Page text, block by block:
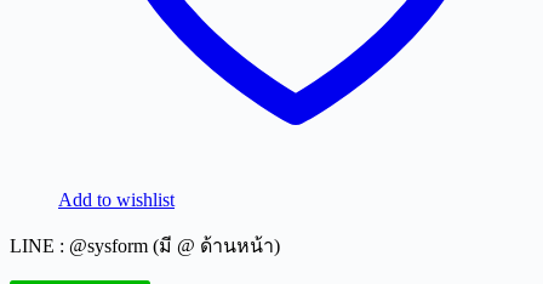
Add to wishlist
LINE : @sysform (มี @ ด้านหน้า)